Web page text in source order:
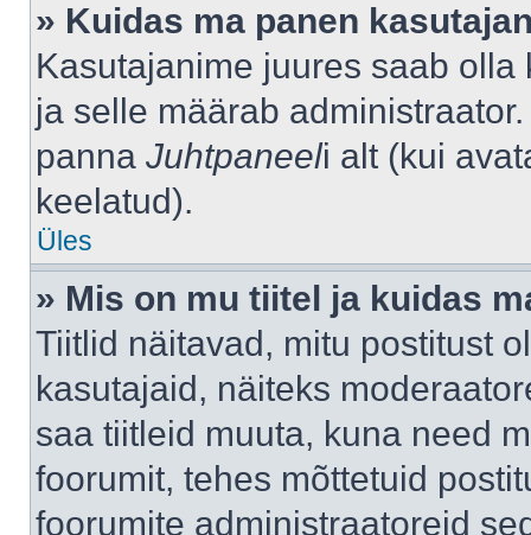
» Kuidas ma panen
Kasutajanime juures saab
ja selle määrab
panna Juhtpaneeli alt (kui
keelatud).
Üles
» Mis on mu tiitel ja kuidas
Tiitlid näitavad, mitu postitust
kasutajaid, näiteks
saa tiitleid muuta, kuna need
foorumit, tehes mõttetuid
foorumite administraatoreid